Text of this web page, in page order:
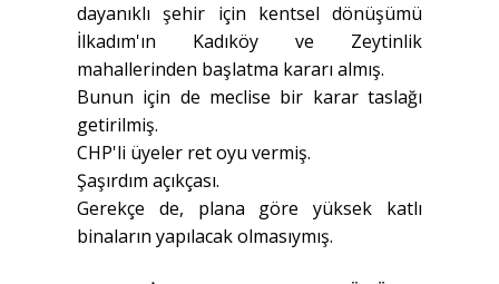
dayanıklı şehir için kentsel dönüşümü
İlkadım'ın Kadıköy ve Zeytinlik
mahallerinden başlatma kararı almış.
Bunun için de meclise bir karar taslağı
getirilmiş.
CHP'li üyeler ret oyu vermiş.
Şaşırdım açıkçası.
Gerekçe de, plana göre yüksek katlı
binaların yapılacak olmasıymış.